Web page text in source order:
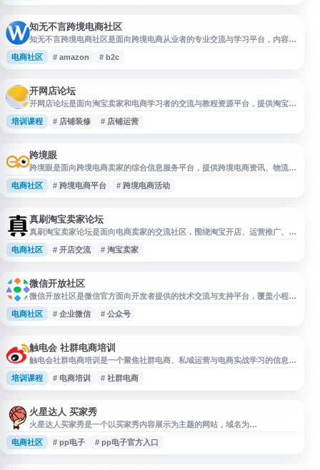
知无不言跨境电商社区
知无不言跨境电商社区是面向跨境电商从业者的专业交流与学习平台，内容覆
盖亚马逊、沃尔玛、Wayfair、Shein、Wish、Temu、独立站、Shopify、
Google、TikTok、AI 等领域，聚焦销售运营、内容营销、SNS、SEM 等实
电商社区 # amazon # b2c
开网店论坛
开网店论坛是面向淘宝卖家和电商学习者的交流与教程资源平台，提供淘宝开
店教程、淘宝大学免费课程、淘宝 VIP 视频教程、店铺装修教程、打造爆款教
程等内容，涵盖新手开店、运营推广、店铺管理等常见学习需求，适合希望了
培训课程 # 店铺装修 # 店铺运营
跨境眼
跨境眼是面向跨境电商卖家的综合信息服务平台，提供跨境电商资讯、物流公
司信息、行业活动、直播内容等资源。网站聚焦跨境电商运营相关服务，帮助
卖家了解市场动态、获取物流与活动信息，适合从事跨境电商业务的个人、商
电商社区 # 跨境电商平台 # 跨境电商活动
真刷淘宝卖家论坛
真刷淘宝卖家论坛是面向电商卖家的交流社区，围绕淘宝开店、运营推广、店
铺管理、卖家经验等内容提供讨论与信息分享。网站聚焦电商从业者的实际需
求，适合卖家了解行业动态、交流运营问题、学习平台规则与营销思路，为电
电商社区 # 开店交流 # 淘宝卖家
微信开放社区
微信开放社区是微信官方面向开发者提供的技术交流与支持平台，覆盖小程
序、公众号、企业微信、微信支付等开放能力相关内容。网站提供开发文档入
口、问题讨论、公告资讯、案例分享和技术支持资源，帮助开发者了解微信生
电商社区 # 企业微信 # 公众号
触电会 社群电商培训
触电会社群电商培训是一个聚焦社群电商、私域运营与电商实战学习的信息入
口，主要通过微博等平台发布相关动态、课程信息、行业观点和运营经验内
容。适合关注社群营销、电商增长、私域流量运营及创业培训的用户了解最新
培训课程 # 电商培训 # 社群电商
火星达人 买家秀
火星达人买家秀是一个以买家秀内容展示为主题的网站，域名为
huoxingdaren.com。根据现有页面信息，网站标题指向用户晒单、商品展示
或消费体验分享方向，但公开描述内容与关键词存在较多无关信息。导航站收
电商社区 # pp电子 # pp电子官方入口